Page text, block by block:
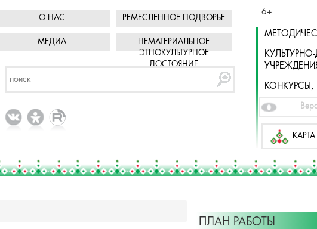
О НАС РЕМЕСЛЕННОЕ ПОДВОРЬЕ
МЕДИА
НЕМАТЕРИАЛЬНОЕ
ЭТНОКУЛЬТУРНОЕ
ДОСТОЯНИЕ
6+
КОНКУРСЫ,
ПЛАН РАБОТЫ